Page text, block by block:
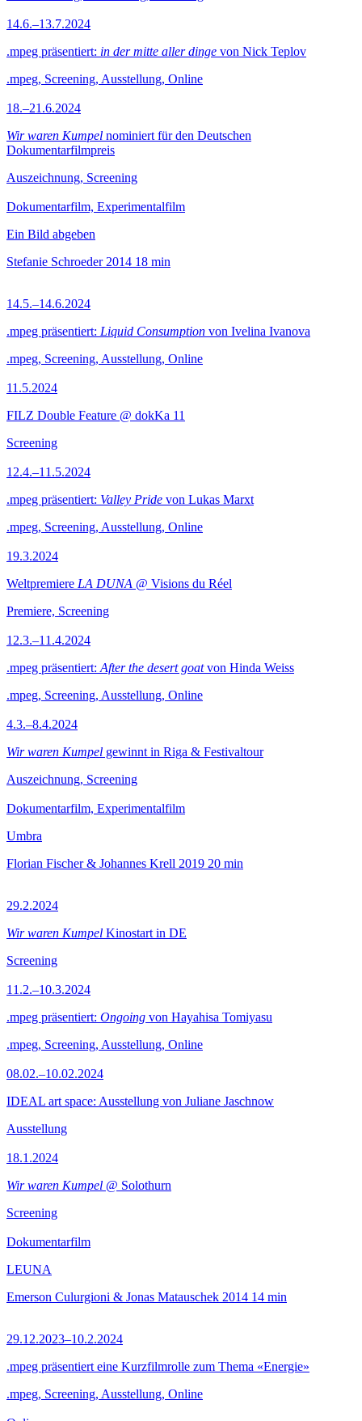
14.6.–13.7.2024
.mpeg präsentiert: in der mitte aller dinge von Nick Teplov
.mpeg, Screening, Ausstellung, Online
18.–21.6.2024
Wir waren Kumpel nominiert für den Deutschen
Dokumentarfilmpreis
Auszeichnung, Screening
Dokumentarfilm, Experimentalfilm
Ein Bild abgeben
Stefanie Schroeder 2014 18 min
14.5.–14.6.2024
.mpeg präsentiert: Liquid Consumption von Ivelina Ivanova
.mpeg, Screening, Ausstellung, Online
11.5.2024
FILZ Double Feature @ dokKa 11
Screening
12.4.–11.5.2024
.mpeg präsentiert: Valley Pride von Lukas Marxt
.mpeg, Screening, Ausstellung, Online
19.3.2024
Weltpremiere LA DUNA @ Visions du Réel
Premiere, Screening
12.3.–11.4.2024
.mpeg präsentiert: After the desert goatvon Hinda Weiss
.mpeg, Screening, Ausstellung, Online
4.3.–8.4.2024
Wir waren Kumpel gewinnt in Riga & Festivaltour
Auszeichnung, Screening
Dokumentarfilm, Experimentalfilm
Umbra
Florian Fischer & Johannes Krell 2019 20 min
29.2.2024
Wir waren Kumpel Kinostart in DE
Screening
11.2.–10.3.2024
.mpeg präsentiert: Ongoing von Hayahisa Tomiyasu
.mpeg, Screening, Ausstellung, Online
08.02.–10.02.2024
IDEAL art space: Ausstellung von Juliane Jaschnow
Ausstellung
18.1.2024
Wir waren Kumpel @ Solothurn
Screening
Dokumentarfilm
LEUNA
Emerson Culurgioni & Jonas Matauschek 2014 14 min
29.12.2023–10.2.2024
.mpeg präsentiert eine Kurzfilmrolle zum Thema «Energie»
.mpeg, Screening, Ausstellung, Online